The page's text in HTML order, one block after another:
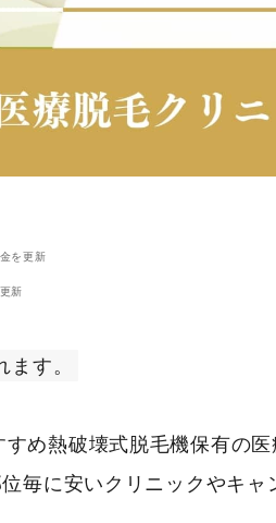
を更新
新
す。
め熱破壊式脱毛機保有の
毎に安いクリニックやキャ